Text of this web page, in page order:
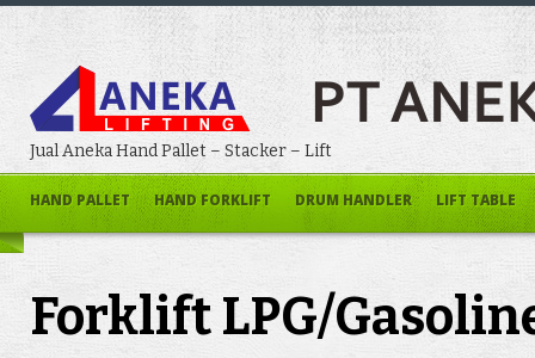
Jual Aneka Hand Pallet – Stacker – Lift
HAND PALLET HAND FORKLIFT DRUM HANDLER LIFT TABLE
Forklift LPG/